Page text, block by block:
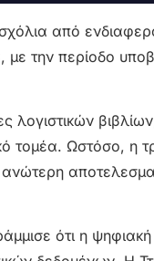
από
με την περίοδο
λογιστικών
τομέα. Ωστόσο, η
ότι η